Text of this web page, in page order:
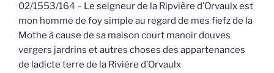
02/1553/164 – Le seigneur de la Ripvière d’Orvaulx est
mon homme de foy simple au regard de mes fiefz de la
Mothe à cause de sa maison court manoir douves
vergers jardrins et autres choses des appartenances
de ladicte terre de la Rivière d’Orvaulx